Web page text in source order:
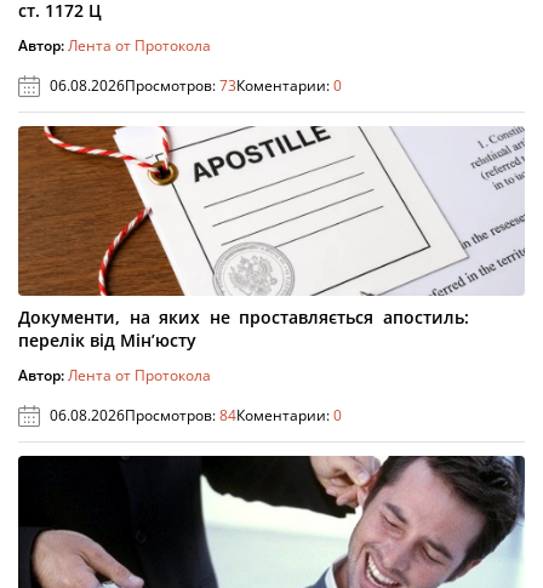
ст. 1172 Ц
Автор:Лента от Протокола
06.08.2026Просмотров:73Коментарии:0
Документи, на яких не проставляється апостиль:
перелік від Мін’юсту
Автор:Лента от Протокола
06.08.2026Просмотров:84Коментарии:0